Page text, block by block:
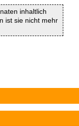
inhaltlich
ist sie nicht mehr